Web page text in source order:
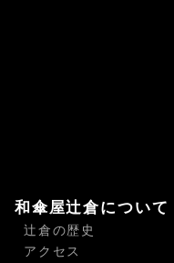
和傘屋辻倉について
辻倉の歴史
アクセス